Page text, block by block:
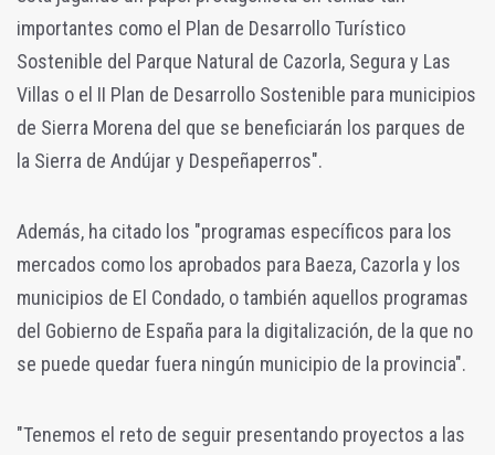
importantes como el Plan de Desarrollo Turístico
Sostenible del Parque Natural de Cazorla, Segura y Las
Villas o el II Plan de Desarrollo Sostenible para municipios
de Sierra Morena del que se beneficiarán los parques de
la Sierra de Andújar y Despeñaperros".
Además, ha citado los "programas específicos para los
mercados como los aprobados para Baeza, Cazorla y los
municipios de El Condado, o también aquellos programas
del Gobierno de España para la digitalización, de la que no
se puede quedar fuera ningún municipio de la provincia".
"Tenemos el reto de seguir presentando proyectos a las